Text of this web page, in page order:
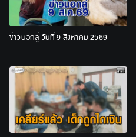
ข่าวนอกลู่ วันที่ 9 สิงหาคม 2569